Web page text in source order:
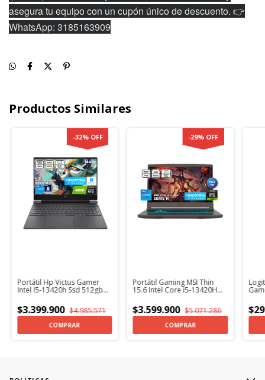
asegura tu equipo con un cupón único de descuento. 👉
WhatsApp: 3185163909
Productos Similares
Portátil Hp Victus Gamer
Intel I5-13420h Ssd 512gb
Windows 11 + KaspersKy
-32% OFF
$3.399.900 $4.985.571
COMPRAR
Portátil Gaming MSI Thin
15.6 Intel Core i5-13420H
Kaspersky
-29% OFF
$3.599.900 $5.071.286
COMPRAR